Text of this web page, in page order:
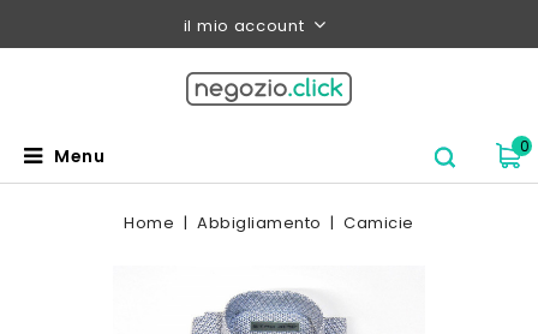
il mio account
0
Menu
Home Abbigliamento Camicie